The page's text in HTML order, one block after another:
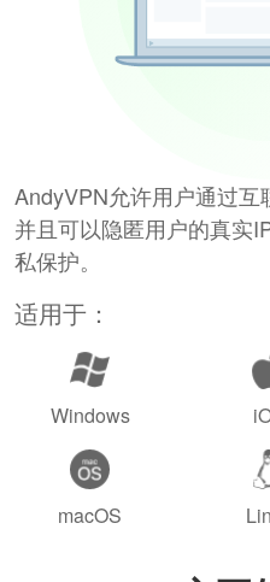
AndyVPN允许用户通过互
并且可以隐匿用户的真实
私保护。
适用于：
Windows
macOS